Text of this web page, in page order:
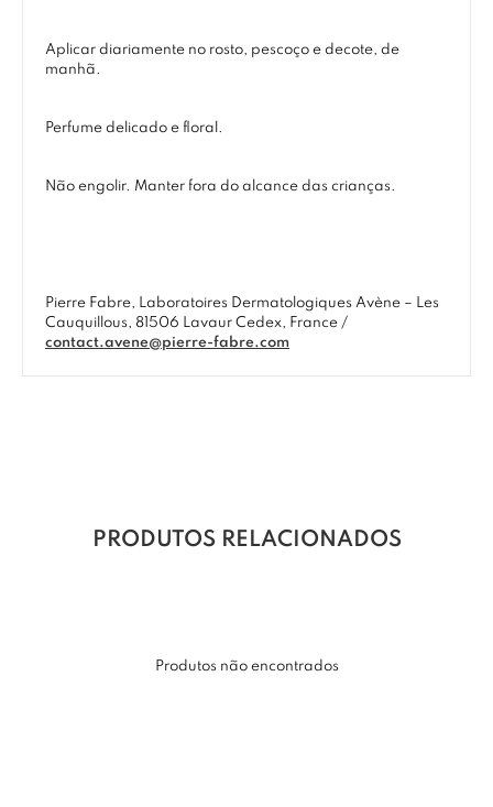
Aplicar diariamente no rosto, pescoço e decote, de
manhã.
Perfume delicado e floral.
Não engolir. Manter fora do alcance das crianças.
Pierre Fabre, Laboratoires Dermatologiques Avène – Les
Cauquillous, 81506 Lavaur Cedex, France /
contact.avene@pierre-fabre.com
PRODUTOS RELACIONADOS
Produtos não encontrados